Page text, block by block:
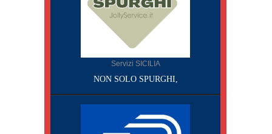
Servizi SICILIA
NON SOLO SPURGHI,